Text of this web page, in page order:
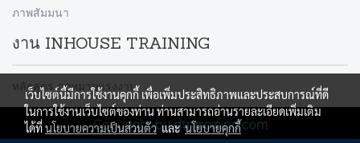
ภาพสัมมนา
งาน INHOUSE TRAINING
หลักสูตร กฎหมายแรงงาน
Copyright by dtntraining.com
เว็บไซต์นี้มีการใช้งานคุกกี้ เพื่อเพิ่มประสิทธิภาพและประสบการณ์ที่ดี
ในการใช้งานเว็บไซต์ของท่าน ท่านสามารถอ่านรายละเอียดเพิ่มเติม
ได้ที่นโยบายความเป็นส่วนตัวและนโยบายคุกกี้